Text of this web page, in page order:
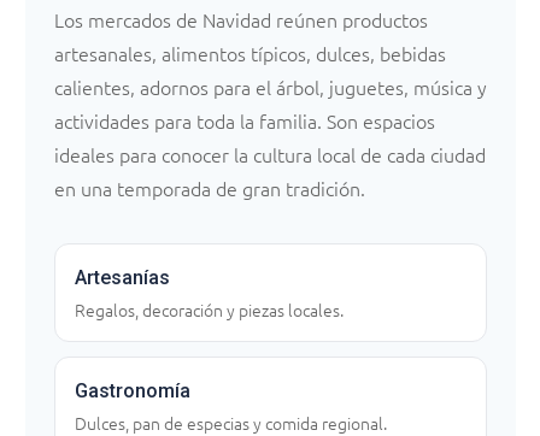
Los mercados de Navidad reúnen productos
artesanales, alimentos típicos, dulces, bebidas
calientes, adornos para el árbol, juguetes, música y
actividades para toda la familia. Son espacios
ideales para conocer la cultura local de cada ciudad
en una temporada de gran tradición.
Artesanías
Regalos, decoración y piezas locales.
Gastronomía
Dulces, pan de especias y comida regional.